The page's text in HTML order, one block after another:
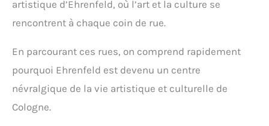
artistique d’Ehrenfeld, où l’art et la culture se
rencontrent à chaque coin de rue.
En parcourant ces rues, on comprend rapidement
pourquoi Ehrenfeld est devenu un centre
névralgique de la vie artistique et culturelle de
Cologne.